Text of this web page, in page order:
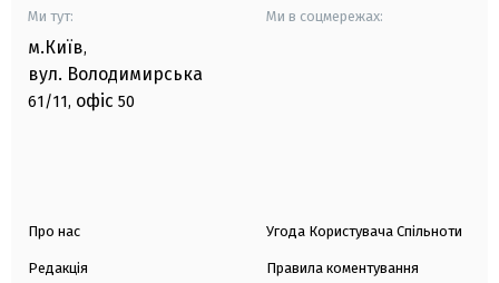
Ми тут:
м.Київ,
вул. Володимирська
61/11, офіс 50
Ми в соцмережах:
Про нас
Редакція
Угода Користувача Спільноти
Правила коментування